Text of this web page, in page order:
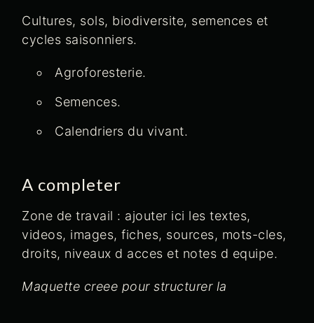
Cultures, sols, biodiversite, semences et
cycles saisonniers.
Agroforesterie.
Semences.
Calendriers du vivant.
A completer
Zone de travail : ajouter ici les textes,
videos, images, fiches, sources, mots-cles,
droits, niveaux d acces et notes d equipe.
Maquette creee pour structurer la